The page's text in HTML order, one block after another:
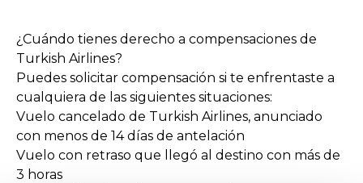
¿Cuándo tienes derecho a compensaciones de
Turkish Airlines?
Puedes solicitar compensación si te enfrentaste a
cualquiera de las siguientes situaciones:
Vuelo cancelado de Turkish Airlines, anunciado
con menos de 14 días de antelación
Vuelo con retraso que llegó al destino con más de
3 horas